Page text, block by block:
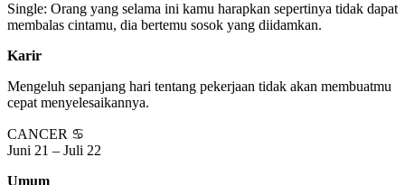
Single: Orang yang selama ini kamu harapkan sepertinya tidak dapat
membalas cintamu, dia bertemu sosok yang diidamkan.
Karir
Mengeluh sepanjang hari tentang pekerjaan tidak akan membuatmu
cepat menyelesaikannya.
CANCER ♋
Juni 21 – Juli 22
Umum